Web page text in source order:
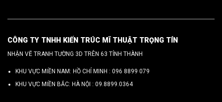
CÔNG TY TNHH KIẾN TRÚC MĨ THUẬT TRỌNG TÍN
NHẬN VẼ TRANH TƯỜNG 3D TRÊN 63 TỈNH THÀNH
KHU VỰC MIỀN NAM: HỒ CHÍ MINH : 096 8899 079
KHU VỰC MIỀN BẮC: HÀ NỘI : 09.8899.0364